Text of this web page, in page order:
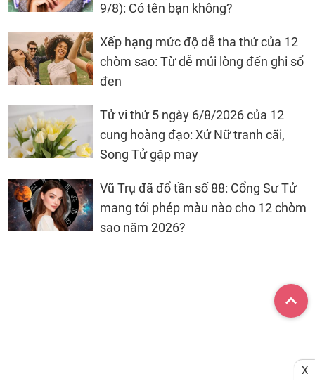
9/8): Có tên bạn không?
Xếp hạng mức độ dễ tha thứ của 12
chòm sao: Từ dễ mủi lòng đến ghi sổ
đen
Tử vi thứ 5 ngày 6/8/2026 của 12
cung hoàng đạo: Xử Nữ tranh cãi,
Song Tử gặp may
Vũ Trụ đã đổ tần số 88: Cổng Sư Tử
mang tới phép màu nào cho 12 chòm
sao năm 2026?
X